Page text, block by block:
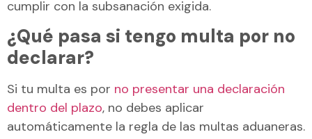
cumplir con la subsanación exigida.
¿Qué pasa si tengo multa por no
declarar?
Si tu multa es por no presentar una declaración
dentro del plazo, no debes aplicar
automáticamente la regla de las multas aduaneras.